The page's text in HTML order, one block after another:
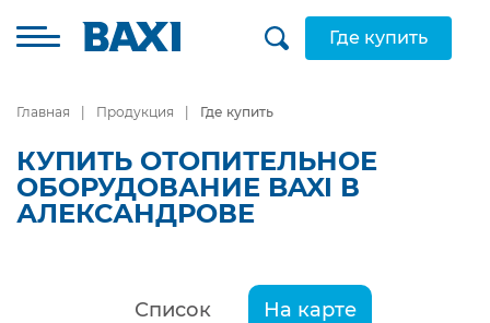
Где купить
Главная Продукция Где купить
КУПИТЬ ОТОПИТЕЛЬНОЕ
ОБОРУДОВАНИЕ BAXI В
АЛЕКСАНДРОВЕ
Список На карте